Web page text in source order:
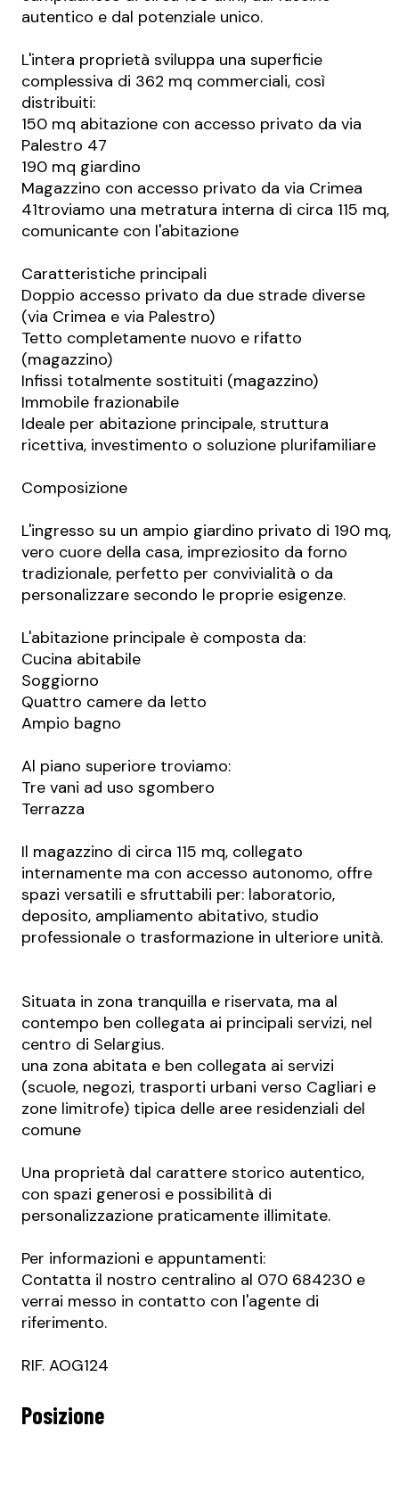
autentico e dal potenziale unico.
L'intera proprietà sviluppa una superficie
complessiva di 362 mq commerciali, così
distribuiti:
150 mq abitazione con accesso privato da via
Palestro 47
190 mq giardino
Magazzino con accesso privato da via Crimea
41troviamo una metratura interna di circa 115 mq,
comunicante con l'abitazione
Caratteristiche principali
Doppio accesso privato da due strade diverse
(via Crimea e via Palestro)
Tetto completamente nuovo e rifatto
(magazzino)
Infissi totalmente sostituiti (magazzino)
Immobile frazionabile
Ideale per abitazione principale, struttura
ricettiva, investimento o soluzione plurifamiliare
Composizione
L'ingresso su un ampio giardino privato di 190 mq,
vero cuore della casa, impreziosito da forno
tradizionale, perfetto per convivialità o da
personalizzare secondo le proprie esigenze.
L'abitazione principale è composta da:
Cucina abitabile
Soggiorno
Quattro camere da letto
Ampio bagno
Al piano superiore troviamo:
Tre vani ad uso sgombero
Terrazza
Il magazzino di circa 115 mq, collegato
internamente ma con accesso autonomo, offre
spazi versatili e sfruttabili per: laboratorio,
deposito, ampliamento abitativo, studio
professionale o trasformazione in ulteriore unità.
Situata in zona tranquilla e riservata, ma al
contempo ben collegata ai principali servizi, nel
centro di Selargius.
una zona abitata e ben collegata ai servizi
(scuole, negozi, trasporti urbani verso Cagliari e
zone limitrofe) tipica delle aree residenziali del
comune
Una proprietà dal carattere storico autentico,
con spazi generosi e possibilità di
personalizzazione praticamente illimitate.
Per informazioni e appuntamenti:
Contatta il nostro centralino al 070 684230 e
verrai messo in contatto con l'agente di
riferimento.
RIF. AOG124
Posizione